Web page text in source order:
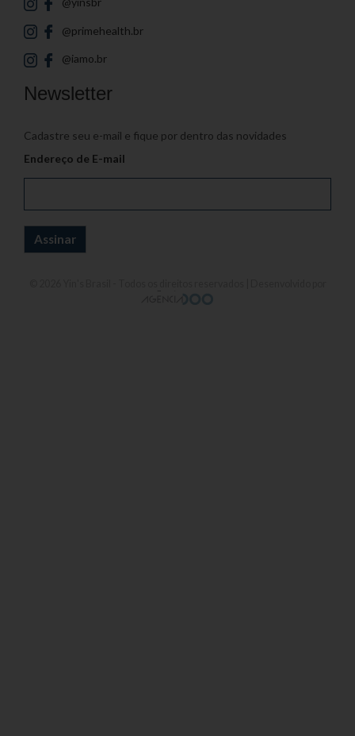
@primehealth.br
@iamo.br
Newsletter
Cadastre seu e-mail e fique por dentro das novidades
Endereço de E-mail